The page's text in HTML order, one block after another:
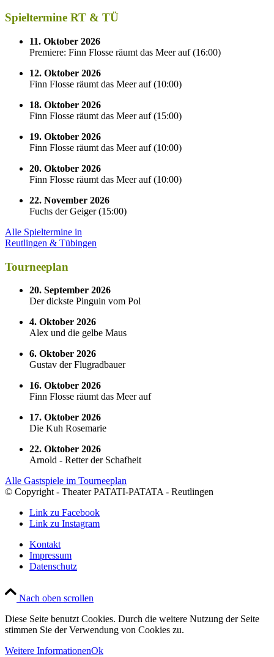
Spieltermine RT & TÜ
11. Oktober 2026
Premiere: Finn Flosse räumt das Meer auf(16:00)
12. Oktober 2026
Finn Flosse räumt das Meer auf(10:00)
18. Oktober 2026
Finn Flosse räumt das Meer auf(15:00)
19. Oktober 2026
Finn Flosse räumt das Meer auf(10:00)
20. Oktober 2026
Finn Flosse räumt das Meer auf(10:00)
22. November 2026
Fuchs der Geiger(15:00)
Alle Spieltermine in
Reutlingen & Tübingen
Tourneeplan
20. September 2026
Der dickste Pinguin vom Pol
4. Oktober 2026
Alex und die gelbe Maus
6. Oktober 2026
Gustav der Flugradbauer
16. Oktober 2026
Finn Flosse räumt das Meer auf
17. Oktober 2026
Die Kuh Rosemarie
22. Oktober 2026
Arnold - Retter der Schafheit
Alle Gastspiele im Tourneeplan
© Copyright - Theater PATATI-PATATA - Reutlingen
Link zu Facebook
Link zu Instagram
Kontakt
Impressum
Datenschutz
Nach oben scrollen
Diese Seite benutzt Cookies. Durch die weitere Nutzung der Seite
stimmen Sie der Verwendung von Cookies zu.
Weitere InformationenOk